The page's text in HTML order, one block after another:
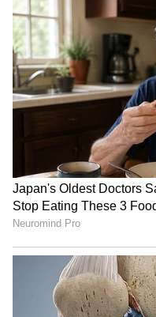
3
6
Image Credit :Prakash Raj/
ಪ್ರಕಾಶ್ ರಾಜ್ ವಿರುದ್ಧ
ಮೊಕದ್ದಮೆ ದಾಖಲಾಗಿದೆ.
ಧಾರ್ಮಿಕ ನಂಬಿಕೆಗೆ ಘಾಸಿ
ಧರ್ಮವನ್ನು